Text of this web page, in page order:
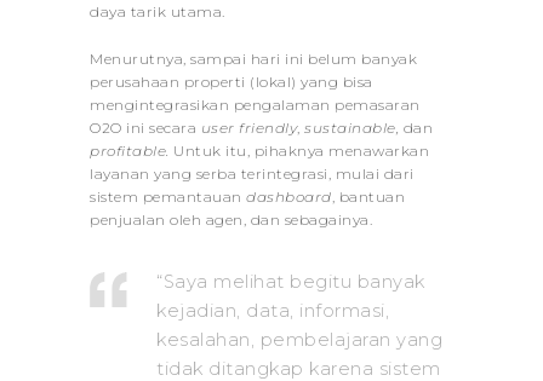
daya tarik utama.
Menurutnya, sampai hari ini belum banyak
perusahaan properti (lokal) yang bisa
mengintegrasikan pengalaman pemasaran
O2O ini secara user friendly, sustainable, dan
profitable. Untuk itu, pihaknya menawarkan
layanan yang serba terintegrasi, mulai dari
sistem pemantauan dashboard , bantuan
penjualan oleh agen, dan sebagainya.
“Saya melihat begitu banyak
kejadian, data, informasi,
kesalahan, pembelajaran yang
tidak ditangkap karena sistem